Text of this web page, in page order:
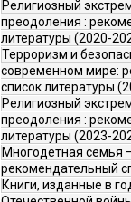
Религиозный
преодоления :
литературы (2020-
Терроризм и
современном мире:
список литературы
Религиозный
преодоления :
литературы (2023-
Многодетная семья
рекомендательный
Книги, изданные в